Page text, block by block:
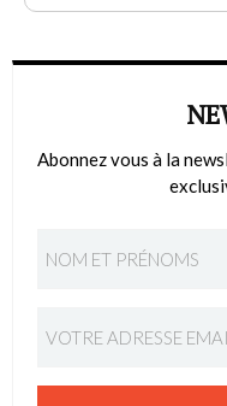
Abonnez vous à la